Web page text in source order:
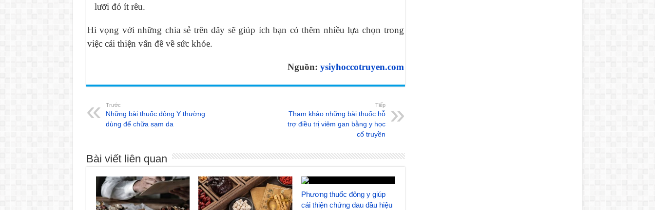
lưỡi đỏ ít rêu.
Hi vọng với những chia sẻ trên đây sẽ giúp ích bạn có thêm nhiều lựa chọn trong
việc cải thiện vấn đề về sức khỏe.
Nguồn: ysiyhoccotruyen.com
Trước
Những bài thuốc đông Y thường
dùng để chữa sạm da
Tiếp
Tham khảo những bài thuốc hỗ
trợ điều trị viêm gan bằng y học
cổ truyền
Bài viết liên quan
Phương thuốc đông y giúp
cải thiện chứng đau đầu hiệu